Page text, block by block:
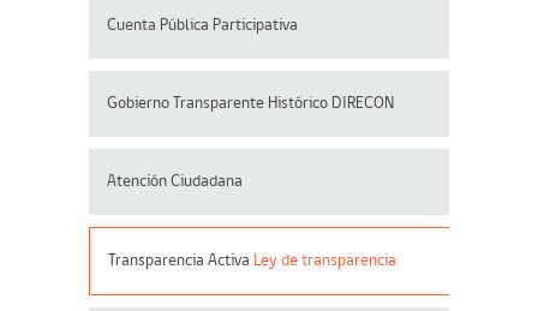
Cuenta Pública Participativa
Gobierno Transparente Histórico DIRECON
Atención Ciudadana
Transparencia Activa Ley de transparencia